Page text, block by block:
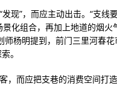
现”，而应主动出击。“支线要
化组合，再加上地道的烟火
师杨明提到，前门三里河春
。
，而应把支巷的消费空间打